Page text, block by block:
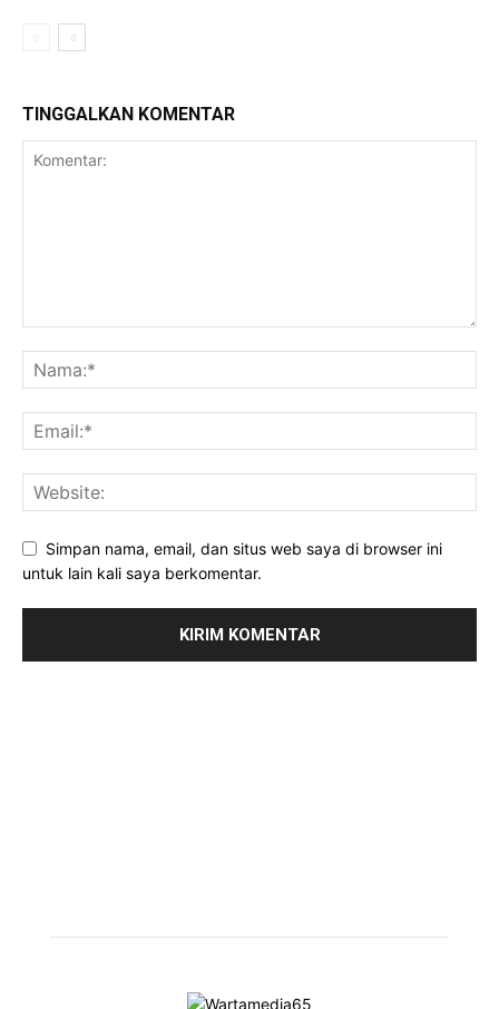
TINGGALKAN KOMENTAR
Simpan nama, email, dan situs web saya di browser ini
untuk lain kali saya berkomentar.